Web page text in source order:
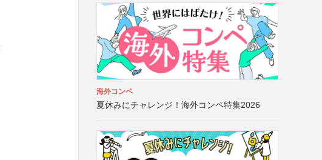
海外コンペ
夏休みにチャレンジ！海外コンペ特集2026